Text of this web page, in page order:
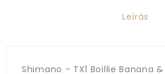
Leírás
Shimano - TX1 Boillie Banana